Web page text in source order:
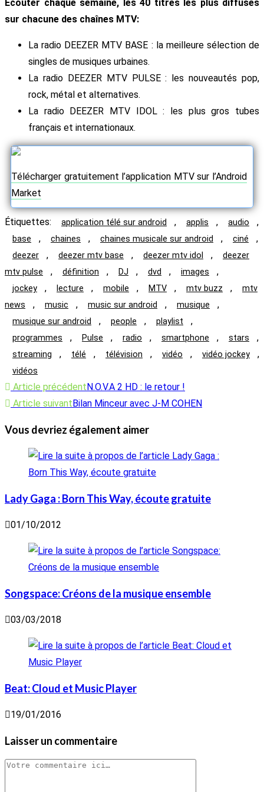
Ecouter chaque semaine, les 40 titres les plus diffusés
sur chacune des chaînes MTV:
La radio DEEZER MTV BASE : la meilleure sélection de
singles de musiques urbaines.
La radio DEEZER MTV PULSE : les nouveautés pop,
rock, métal et alternatives.
La radio DEEZER MTV IDOL : les plus gros tubes
français et internationaux.
Télécharger gratuitement l’application MTV sur l’Android
Market
Étiquettes: application télé sur android , applis , audio ,
base , chaines , chaines musicale sur android , ciné ,
deezer , deezer mtv base , deezer mtv idol ,
deezer
mtv pulse
, définition , DJ , dvd , images ,
jockey , lecture , mobile , MTV , mtv buzz ,
mtv
news
, music , music sur android , musique ,
musique sur android , people , playlist ,
programmes , Pulse , radio , smartphone , stars ,
streaming , télé , télévision , vidéo , vidéo jockey ,
vidéos
Read
more
Article précédentN.O.V.A 2 HD : le retour !
Article suivantBilan Minceur avec J-M COHEN
Vous devriez également aimer
Lady Gaga : Born This Way, écoute gratuite
01/10/2012
Songspace: Créons de la musique ensemble
03/03/2018
Beat: Cloud et Music Player
19/01/2016
Laisser un commentaire
Comment